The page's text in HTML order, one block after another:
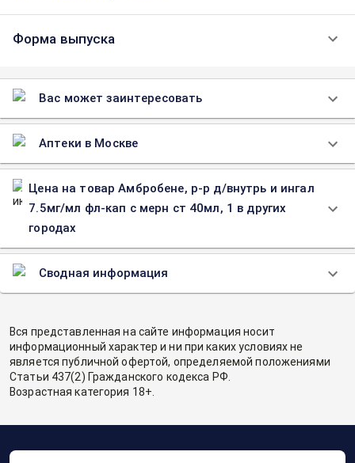
Форма выпуска
Вас может заинтересовать
Аптеки в Москве
Цена на товар Амбробене, р-р д/внутрь и ингал
7.5мг/мл фл-кап с мерн ст 40мл, 1 в других
городах
Сводная информация
Вся представленная на сайте информация носит
информационный характер и ни при каких условиях не
является публичной офертой, определяемой положениями
Статьи 437(2) Гражданского кодекса РФ.
Возрастная категория 18+.